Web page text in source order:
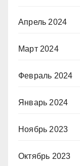
Апрель 2024
Март 2024
Февраль 2024
Январь 2024
Ноябрь 2023
Октябрь 2023